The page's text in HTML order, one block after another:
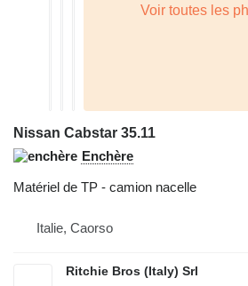
Nissan Cabstar 35.11
Enchère
Matériel de TP - camion nacelle
Italie, Caorso
Ritchie Bros (Italy) Srl